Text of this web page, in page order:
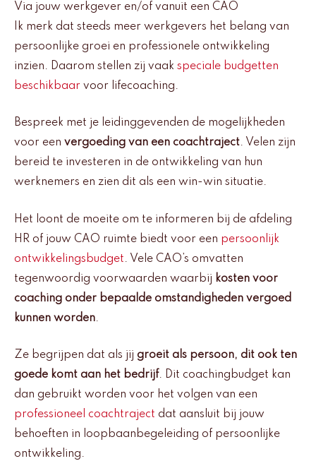
Via jouw werkgever en/of vanuit een CAO
Ik merk dat steeds meer werkgevers het belang van
persoonlijke groei en professionele ontwikkeling
inzien. Daarom stellen zij vaak speciale budgetten
beschikbaar voor lifecoaching.
Bespreek met je leidinggevenden de mogelijkheden
voor een vergoeding van een coachtraject. Velen zijn
bereid te investeren in de ontwikkeling van hun
werknemers en zien dit als een win-win situatie.
Het loont de moeite om te informeren bij de afdeling
HR of jouw CAO ruimte biedt voor een persoonlijk
ontwikkelingsbudget. Vele CAO’s omvatten
tegenwoordig voorwaarden waarbij kosten voor
coaching onder bepaalde omstandigheden vergoed
kunnen worden.
Ze begrijpen dat als jij groeit als persoon, dit ook ten
goede komt aan het bedrijf. Dit coachingbudget kan
dan gebruikt worden voor het volgen van een
professioneel coachtraject dat aansluit bij jouw
behoeften in loopbaanbegeleiding of persoonlijke
ontwikkeling.